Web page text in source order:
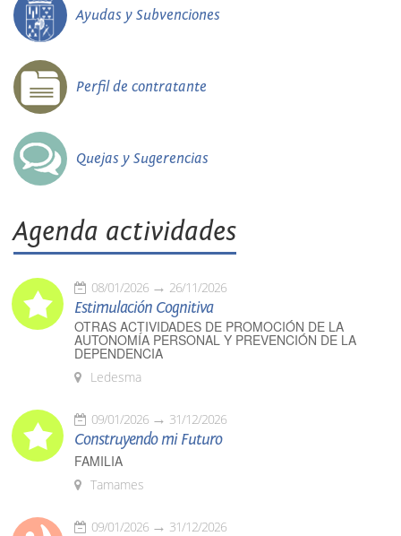
Ayudas y Subvenciones
Perfil de contratante
Quejas y Sugerencias
Agenda actividades
08/01/2026 26/11/2026
Estimulación Cognitiva
OTRAS ACTIVIDADES DE PROMOCIÓN DE LA
AUTONOMÍA PERSONAL Y PREVENCIÓN DE LA
DEPENDENCIA
Ledesma
09/01/2026 31/12/2026
Construyendo mi Futuro
FAMILIA
Tamames
09/01/2026 31/12/2026